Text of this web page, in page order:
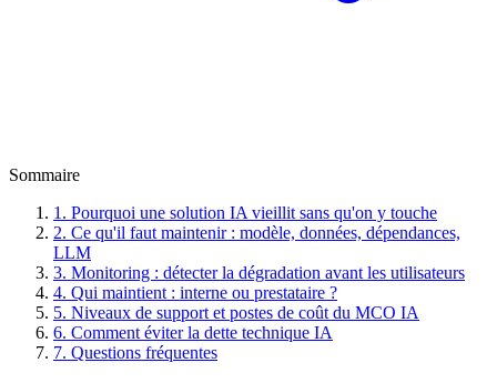
Sommaire
1. Pourquoi une solution IA vieillit sans qu'on y touche
2. Ce qu'il faut maintenir : modèle, données, dépendances,
LLM
3. Monitoring : détecter la dégradation avant les utilisateurs
4. Qui maintient : interne ou prestataire ?
5. Niveaux de support et postes de coût du MCO IA
6. Comment éviter la dette technique IA
7. Questions fréquentes